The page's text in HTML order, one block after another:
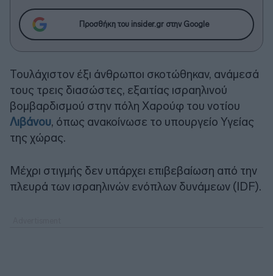
Προσθήκη του insider.gr στην Google
Τουλάχιστον έξι άνθρωποι σκοτώθηκαν, ανάμεσά
τους τρεις διασώστες, εξαιτίας ισραηλινού
βομβαρδισμού στην πόλη Χαρούφ του νοτίου
Λιβάνου, όπως ανακοίνωσε το υπουργείο Υγείας
της χώρας.
Μέχρι στιγμής δεν υπάρχει επιβεβαίωση από την
πλευρά των ισραηλινών ενόπλων δυνάμεων (IDF).